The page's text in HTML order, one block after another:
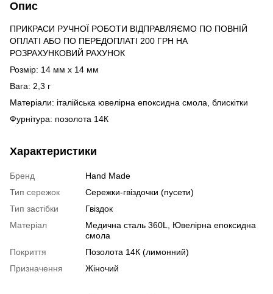
Опис
ПРИКРАСИ РУЧНОЇ РОБОТИ ВІДПРАВЛЯЄМО ПО ПОВНІЙ
ОПЛАТІ АБО ПО ПЕРЕДОПЛАТІ 200 ГРН НА
РОЗРАХУНКОВИЙ РАХУНОК
Розмір: 14 мм х 14 мм
Вага: 2,3 г
Матеріали: італійська ювелірна епоксидна смола, блискітки
Фурнітура: позолота 14К
Характеристики
Бренд
Hand Made
Тип сережок
Сережки-гвіздочки (пусети)
Тип застібки
Гвіздок
Матеріал
Медична сталь 360L, Ювелірна епоксидна
смола
Покриття
Позолота 14К (лимонний)
Призначення
Жіночий